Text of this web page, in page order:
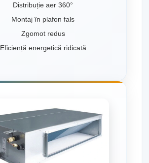
Distribuție aer 360°
Montaj în plafon fals
Zgomot redus
Eficiență energetică ridicată